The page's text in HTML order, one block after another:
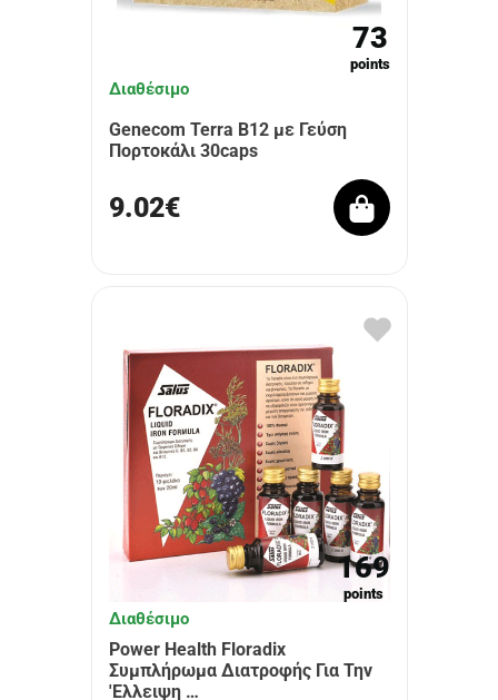
73
points
Διαθέσιμο
Genecom Terra B12 με Γεύση
Πορτοκάλι 30caps
9.02€
169
points
Διαθέσιμο
Power Health Floradix
Συμπλήρωμα Διατροφής Για Την
'Ελλειψη …